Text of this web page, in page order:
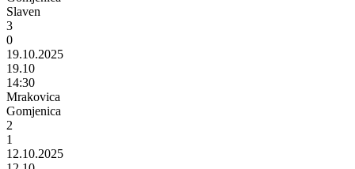
Slaven
3
0
19.10.2025
19.10
14:30
Mrakovica
Gomjenica
2
1
12.10.2025